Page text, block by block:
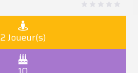
2 Joueur(s)